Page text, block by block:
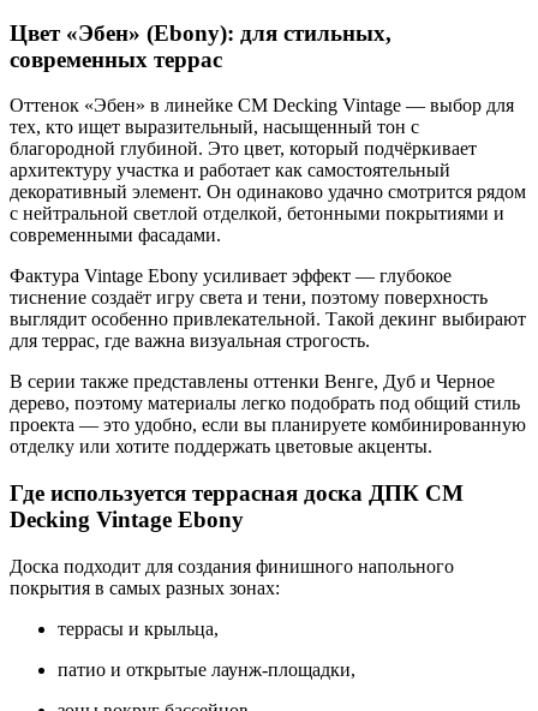
Цвет «Эбен» (Ebony): для стильных,
современных террас
Оттенок «Эбен» в линейке CM Decking Vintage — выбор для
тех, кто ищет выразительный, насыщенный тон с
благородной глубиной. Это цвет, который подчёркивает
архитектуру участка и работает как самостоятельный
декоративный элемент. Он одинаково удачно смотрится рядом
с нейтральной светлой отделкой, бетонными покрытиями и
современными фасадами.
Фактура Vintage Ebony усиливает эффект — глубокое
тиснение создаёт игру света и тени, поэтому поверхность
выглядит особенно привлекательной. Такой декинг выбирают
для террас, где важна визуальная строгость.
В серии также представлены оттенки Венге, Дуб и Черное
дерево, поэтому материалы легко подобрать под общий стиль
проекта — это удобно, если вы планируете комбинированную
отделку или хотите поддержать цветовые акценты.
Где используется террасная доска ДПК CM
Decking Vintage Ebony
Доска подходит для создания финишного напольного
покрытия в самых разных зонах:
террасы и крыльца,
патио и открытые лаунж-площадки,